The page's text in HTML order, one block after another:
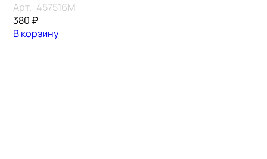
Арт.: 457516M
380 ₽
В корзину